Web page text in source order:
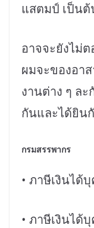
แสตมป์ เป็น
อาจจะยังไม่
ผมจะของอา
งานต่าง ๆ ล
กันและได้ยิน
กรมสรรพากร
• ภาษีเงินได้
• ภาษีเงินได้